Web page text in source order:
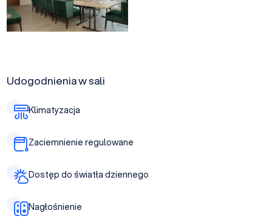
Udogodnienia w sali
Klimatyzacja
Zaciemnienie regulowane
Dostęp do światła dziennego
Nagłośnienie